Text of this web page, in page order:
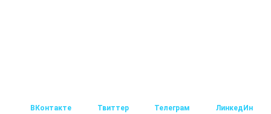
ВКонтакте Твиттер Телеграм ЛинкедИн